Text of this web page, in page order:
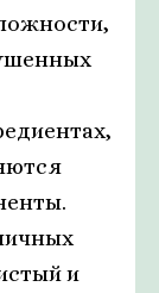
и